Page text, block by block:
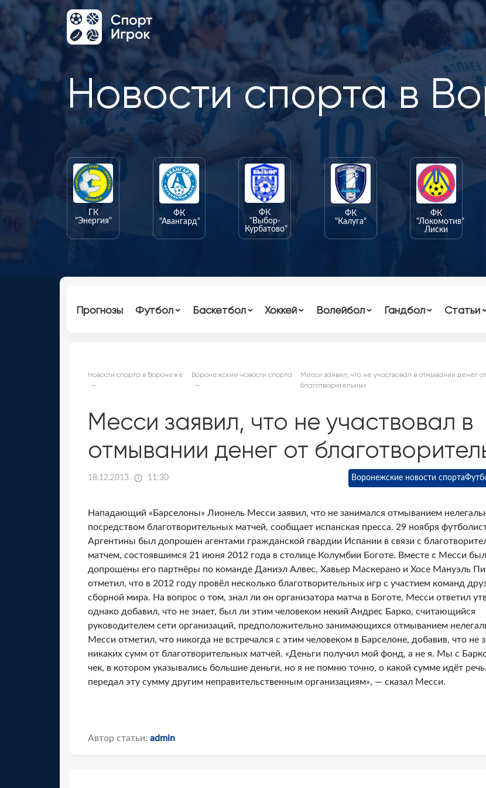
Новости спорта в
ГК
"Энергия"
ФК
"Авангард"
ФК
"Выбор-
Курбатово"
ФК
"Калуга"
ФК
"Локомотив"
Лиски
Прогнозы Футбол Баскетбол Хоккей Волейбол Гандбол Статьи
Новости спорта в Воронеже Воронежские новости спорта
Месси заявил, что не участвовал в отмывании денег от
благотворительных
Месси заявил, что не участвовал в
отмывании денег от
18.12.2013 11:30 Воронежские новости спорта
Нападающий «Барселоны» Лионель Месси заявил, что не занимался отмыванием
посредством благотворительных матчей, сообщает испанская пресса. 29 ноября
Аргентины был допрошен агентами гражданской гвардии Испании в связи с
матчем, состоявшимся 21 июня 2012 года в столице Колумбии Боготе. Вместе с Месси
допрошены его партнёры по команде Даниэл Алвес, Хавьер Маскерано и Хосе Мануэль
отметил, что в 2012 году провёл несколько благотворительных игр с участием команд
сборной мира. На вопрос о том, знал ли он организатора матча в Боготе, Месси ответил
однако добавил, что не знает, был ли этим человеком некий Андрес Барко, считающийся
руководителем сети организаций, предположительно занимающихся отмыванием
Месси отметил, что никогда не встречался с этим человеком в Барселоне, добавив, что не
никаких сумм от благотворительных матчей. «Деньги получил мой фонд, а не я. Мы с
чек, в котором указывались большие деньги, но я не помню точно, о какой сумме идёт
передал эту сумму другим неправительственным организациям», — сказал Месси.
Автор статьи: admin